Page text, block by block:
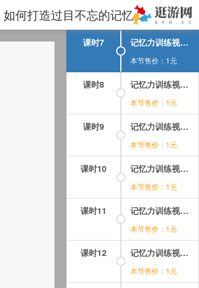
记忆力训练视频课程下载：第04讲(1)怎么样记单词最科学？ 第1段.mp4 - 记忆方法训练视频课程（10讲）：如何打造过目不忘的记忆力？
本节售价：1元
课时7 记忆力训练视频课程下载：第04讲(1)怎么样记单词最科学？ 第1段.mp4
本节售价：1元
课时8 记忆力训练视频课程下载：第04讲(2)怎么样记单词最科学？ 第2段.mp4
本节售价：1元
课时9 记忆力训练视频课程下载：第04讲(3)怎么样记单词最科学？ 第3段.mp4
本节售价：1元
课时10 记忆力训练视频课程下载：第05讲(1)10种方法高效记单词 第1段.mp4
本节售价：1元
课时11 记忆力训练视频课程下载：第05讲(2)10种方法高效记单词 第2段.mp4
本节售价：1元
课时12 记忆力训练视频课程下载：第05讲(3)10种方法高效记单词 第3段.mp4
本节售价：1元